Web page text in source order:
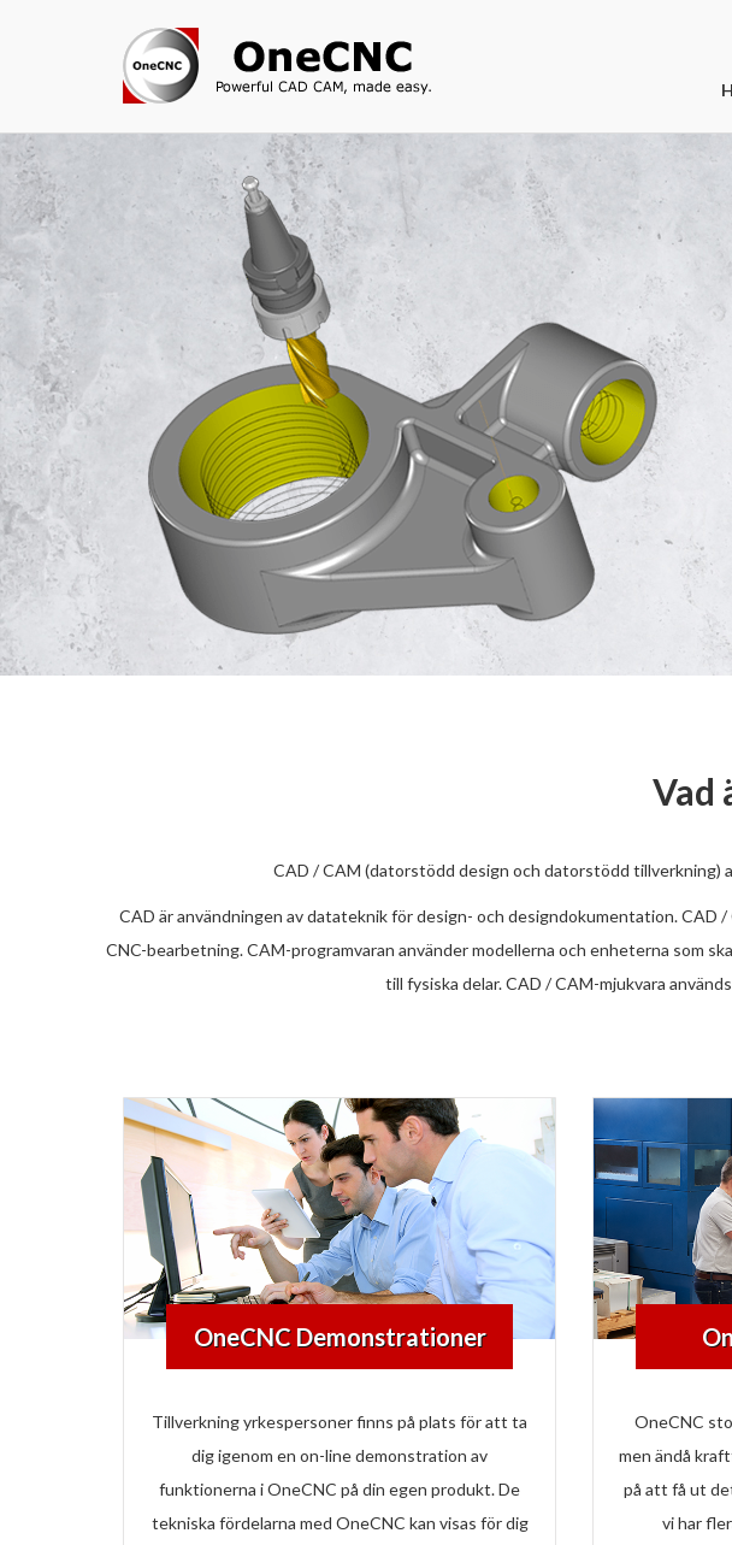
Vad
CAD / CAM (datorstödd design och datorstödd tillverkning)
CAD är användningen av datateknik för design- och designdokumentation.
CNC-bearbetning. CAM-programvaran använder modellerna och enheterna som
till fysiska delar. CAD / CAM-mjukvara
OneCNC Demonstrationer
Tillverkning yrkespersoner finns på plats för att ta
dig igenom en on-line demonstration av
funktionerna i OneCNC på din egen produkt. De
tekniska fördelarna med OneCNC kan visas för dig
OneCNC
men ändå
på att få ut
vi har